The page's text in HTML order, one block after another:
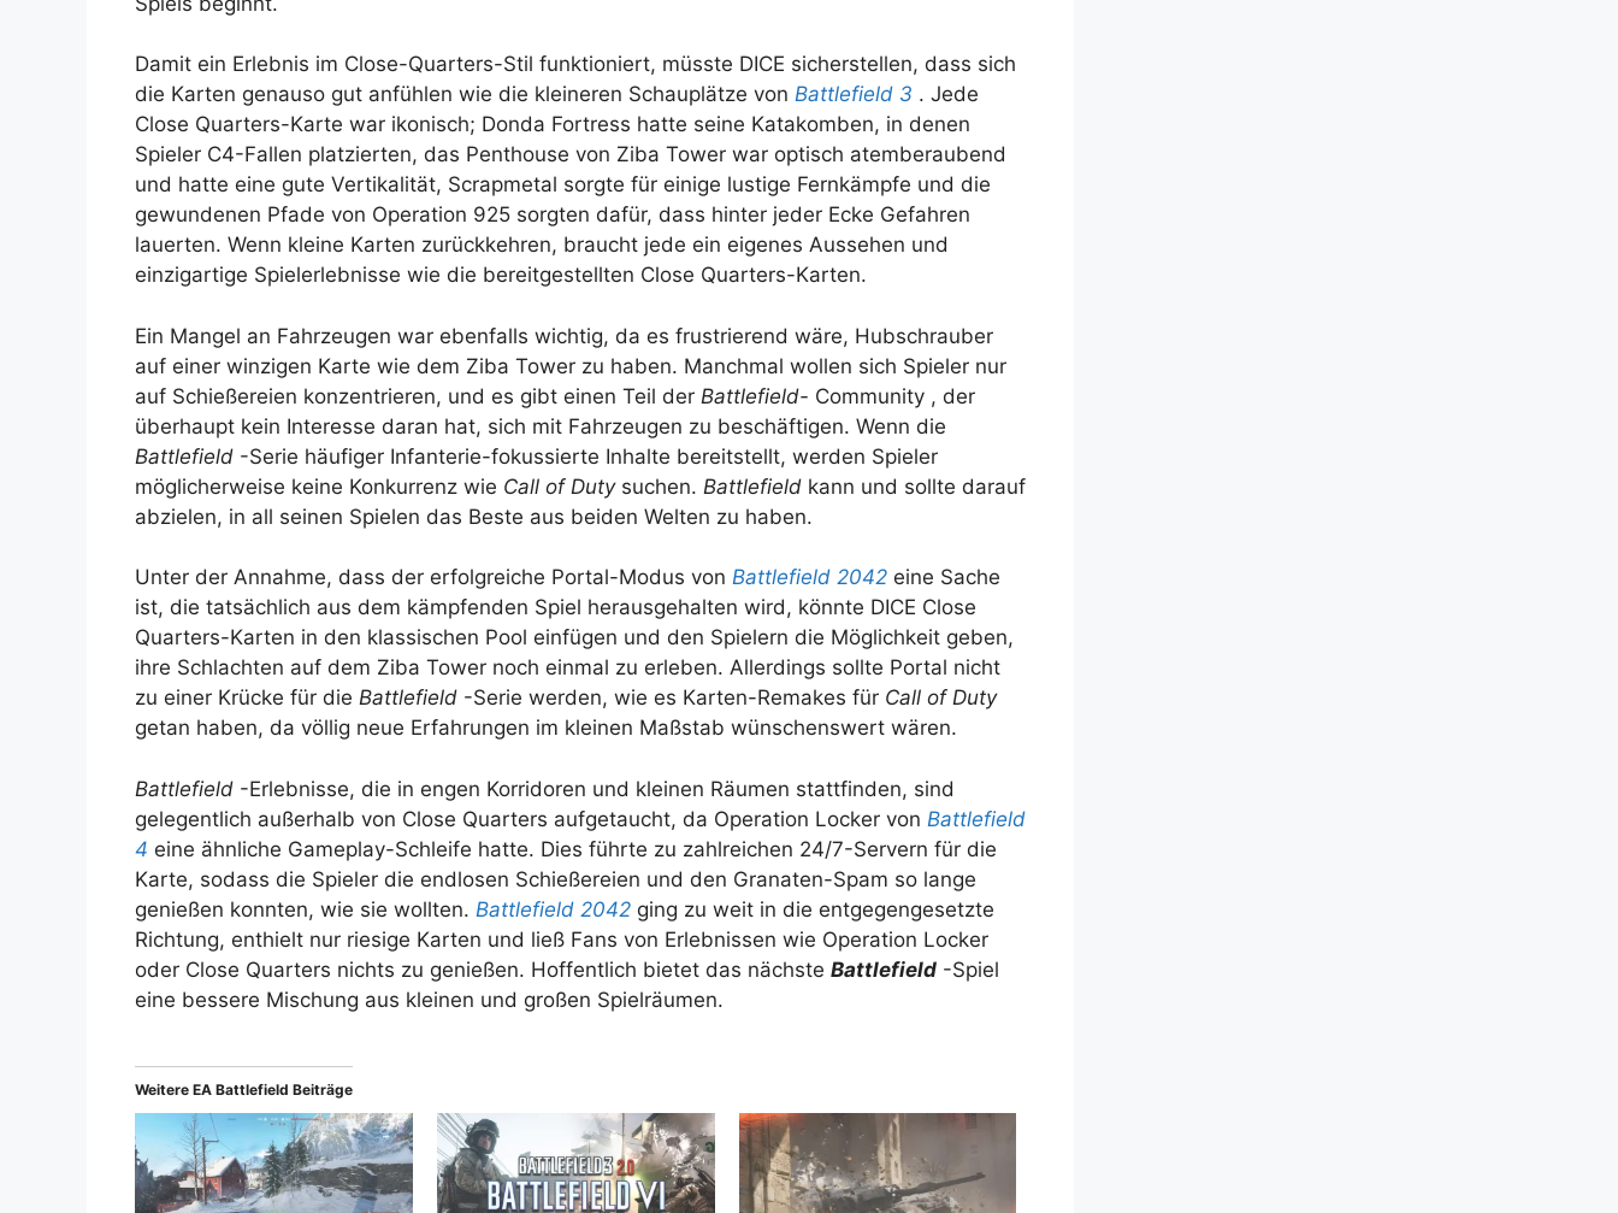
Damit ein Erlebnis im Close-Quarters-Stil funktioniert, müsste DICE sicherstellen, dass sich
die Karten genauso gut anfühlen wie die kleineren Schauplätze von Battlefield 3 . Jede
Close Quarters-Karte war ikonisch; Donda Fortress hatte seine Katakomben, in denen
Spieler C4-Fallen platzierten, das Penthouse von Ziba Tower war optisch atemberaubend
und hatte eine gute Vertikalität, Scrapmetal sorgte für einige lustige Fernkämpfe und die
gewundenen Pfade von Operation 925 sorgten dafür, dass hinter jeder Ecke Gefahren
lauerten. Wenn kleine Karten zurückkehren, braucht jede ein eigenes Aussehen und
einzigartige Spielerlebnisse wie die bereitgestellten Close Quarters-Karten.
Ein Mangel an Fahrzeugen war ebenfalls wichtig, da es frustrierend wäre, Hubschrauber
auf einer winzigen Karte wie dem Ziba Tower zu haben. Manchmal wollen sich Spieler nur
auf Schießereien konzentrieren, und es gibt einen Teil der Battlefield- Community , der
überhaupt kein Interesse daran hat, sich mit Fahrzeugen zu beschäftigen. Wenn die
Battlefield -Serie häufiger Infanterie-fokussierte Inhalte bereitstellt, werden Spieler
möglicherweise keine Konkurrenz wie Call of Dutysuchen. Battlefield kann und sollte darauf
abzielen, in all seinen Spielen das Beste aus beiden Welten zu haben.
Unter der Annahme, dass der erfolgreiche Portal-Modus von Battlefield 2042 eine Sache
ist, die tatsächlich aus dem kämpfenden Spiel herausgehalten wird, könnte DICE Close
Quarters-Karten in den klassischen Pool einfügen und den Spielern die Möglichkeit geben,
ihre Schlachten auf dem Ziba Tower noch einmal zu erleben. Allerdings sollte Portal nicht
zu einer Krücke für die Battlefield -Serie werden, wie es Karten-Remakes für Call of Duty
getan haben, da völlig neue Erfahrungen im kleinen Maßstab wünschenswert wären.
Battlefield -Erlebnisse, die in engen Korridoren und kleinen Räumen stattfinden, sind
gelegentlich außerhalb von Close Quarters aufgetaucht, da Operation Locker von Battlefield
4 eine ähnliche Gameplay-Schleife hatte. Dies führte zu zahlreichen 24/7-Servern für die
Karte, sodass die Spieler die endlosen Schießereien und den Granaten-Spam so lange
genießen konnten, wie sie wollten. Battlefield 2042 ging zu weit in die entgegengesetzte
Richtung, enthielt nur riesige Karten und ließ Fans von Erlebnissen wie Operation Locker
oder Close Quarters nichts zu genießen. Hoffentlich bietet das nächste Battlefield -Spiel
eine bessere Mischung aus kleinen und großen Spielräumen.
Weitere EA Battlefield Beiträge